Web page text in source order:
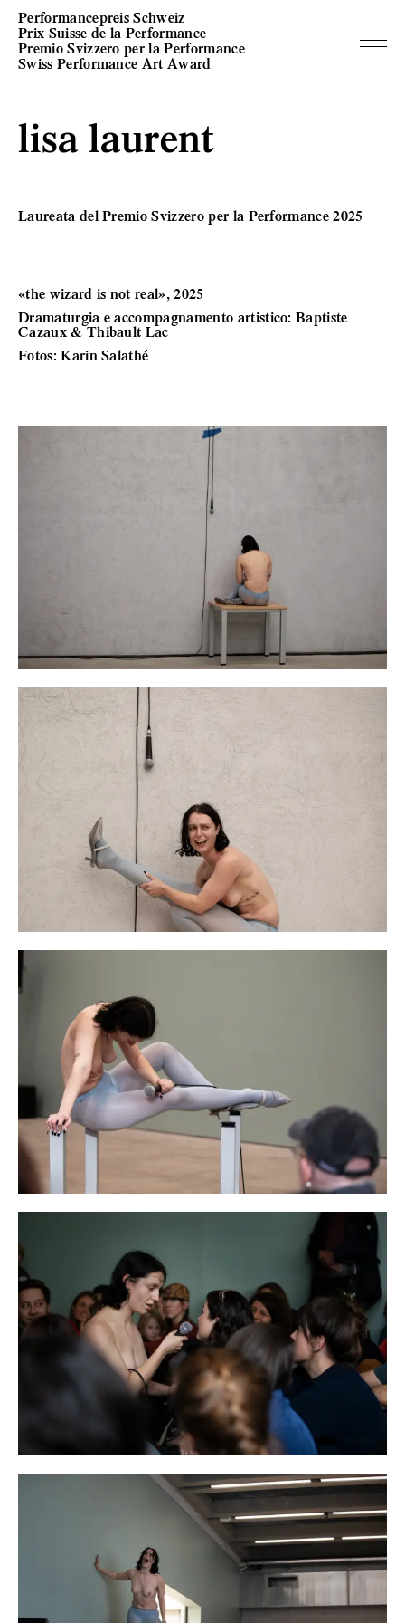
Performancepreis Schweiz
Prix Suisse de la Performance
Premio Svizzero per la Performance
Swiss Performance Art Award
lisa laurent
Laureata del Premio Svizzero per la Performance 2025
«the wizard is not real», 2025
Dramaturgia e accompagnamento artistico: Baptiste
Cazaux & Thibault Lac
Fotos: Karin Salathé